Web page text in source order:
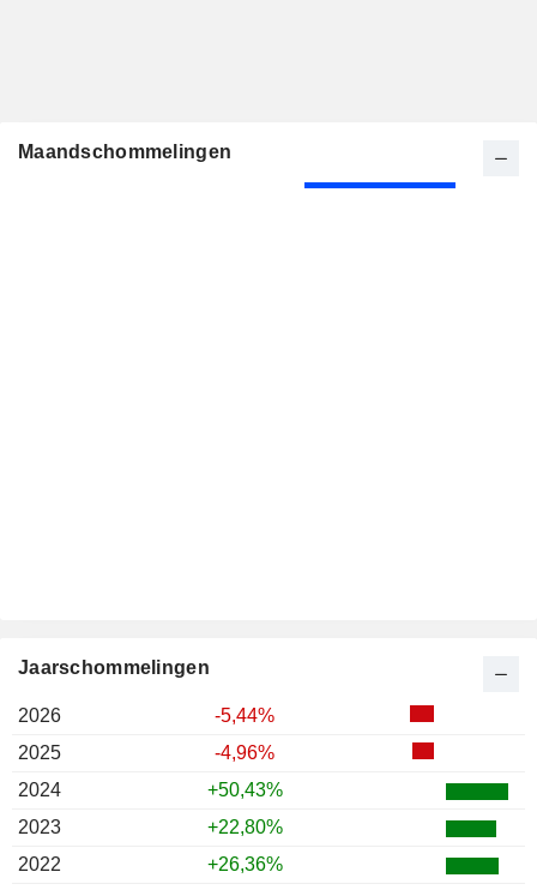
Maandschommelingen
Jaarschommelingen
2026
-5,44%
2025
-4,96%
2024
+50,43%
2023
+22,80%
2022
+26,36%